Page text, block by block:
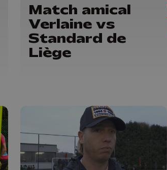
Match amical
Verlaine vs
Standard de
Liège